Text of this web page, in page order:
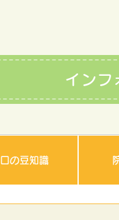
インフ
の豆知識